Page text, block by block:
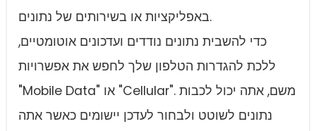
באפליקציות או בשירותים של נתונים.
כדי להשבית נתונים נודדים ועדכונים אוטומטיים,
ללכת להגדרות הטלפון שלך לחפש את אפשרויות
"Mobile Data" או "Cellular". משם, אתה יכול לכבות
נתונים לשוטט ולבחור לעדכן יישומים כאשר אתה